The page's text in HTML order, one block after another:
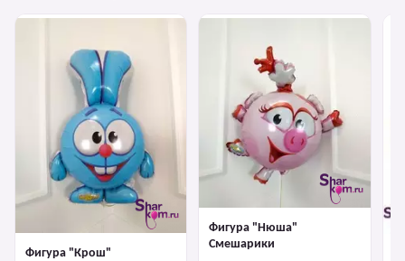
Фигура "Крош"
Фигура "Нюша"
Смешарики